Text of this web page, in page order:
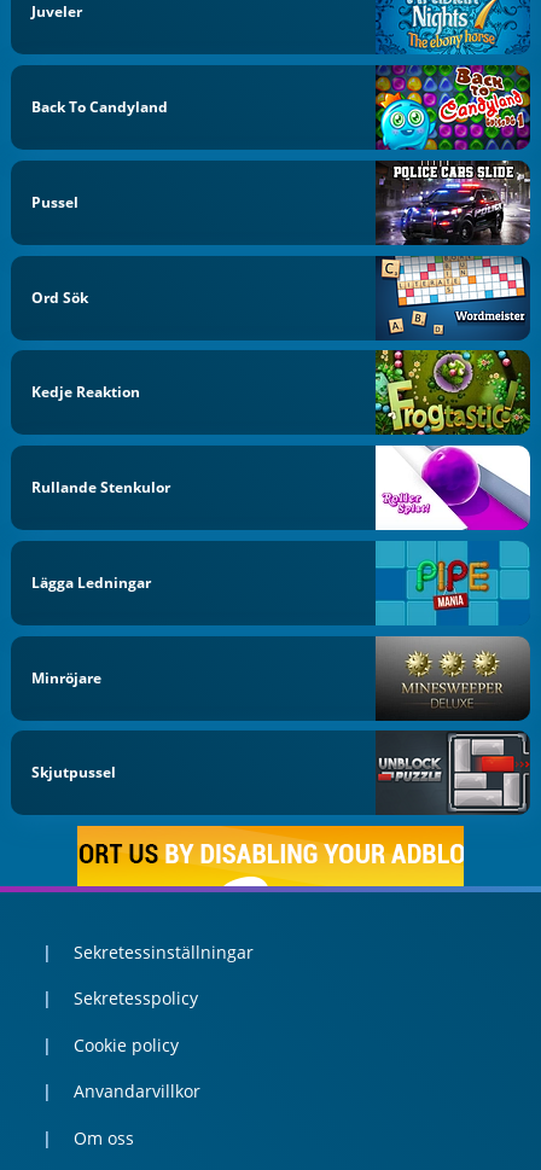
Juveler
Back To Candyland
Pussel
Ord Sök
Kedje Reaktion
Rullande Stenkulor
Lägga Ledningar
Minröjare
Skjutpussel
Sekretessinställningar
Sekretesspolicy
Cookie policy
Anvandarvillkor
Om oss